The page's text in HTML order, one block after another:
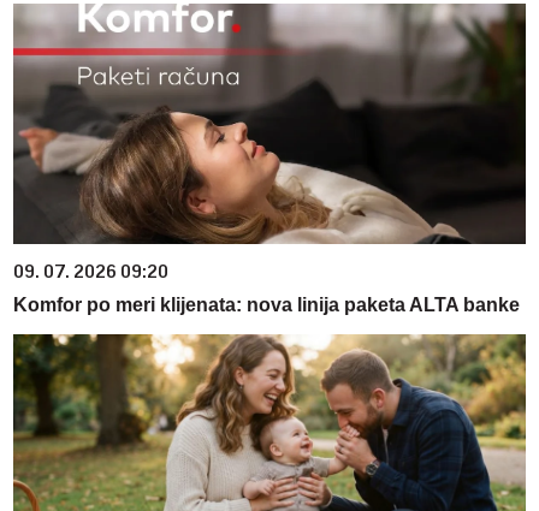
09. 07. 2026 09:20
Komfor po meri klijenata: nova linija paketa ALTA banke